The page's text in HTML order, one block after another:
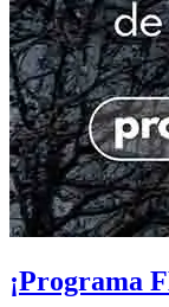
¡Programa